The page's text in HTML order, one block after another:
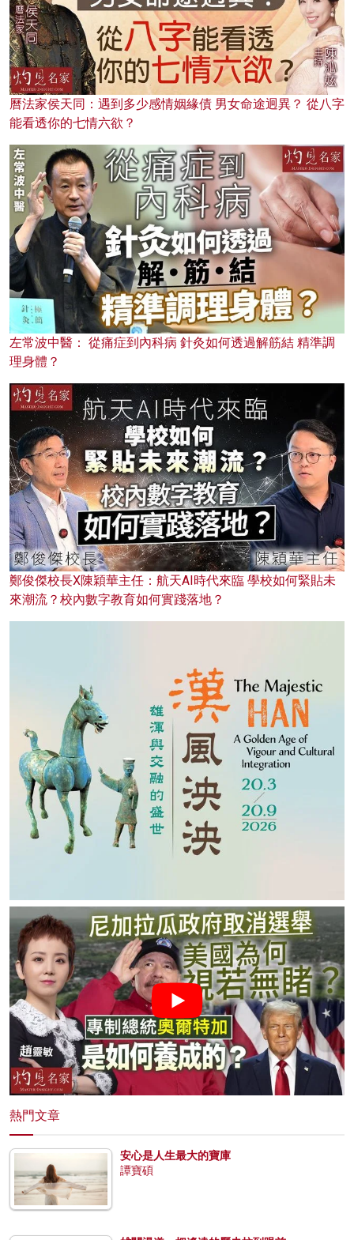
曆法家侯天同：遇到多少感情姻緣債 男女命途迥異？ 從八字
能看透你的七情六欲？
左常波中醫： 從痛症到內科病 針灸如何透過解筋結 精準調
理身體？
鄭俊傑校長X陳穎華主任：航天AI時代來臨 學校如何緊貼未
來潮流？校內數字教育如何實踐落地？
熱門文章
安心是人生最大的寶庫
譚寶碩